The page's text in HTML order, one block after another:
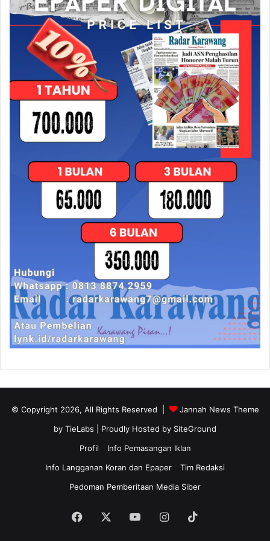
© Copyright 2026, All Rights Reserved |
Jannah News Theme
by TieLabs | Proudly Hosted by SiteGround
Profil
Info Pemasangan Iklan
Info Langganan Koran dan Epaper
Tim Redaksi
Pedoman Pemberitaan Media Siber
Facebook YouTubeInstagram